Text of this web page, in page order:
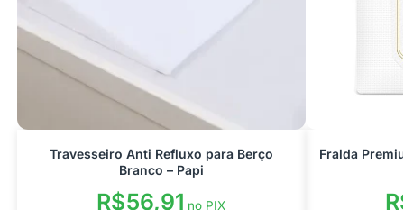
Travesseiro Anti Refluxo para Berço
Branco – Papi
R$56,91 no PIX
Fralda